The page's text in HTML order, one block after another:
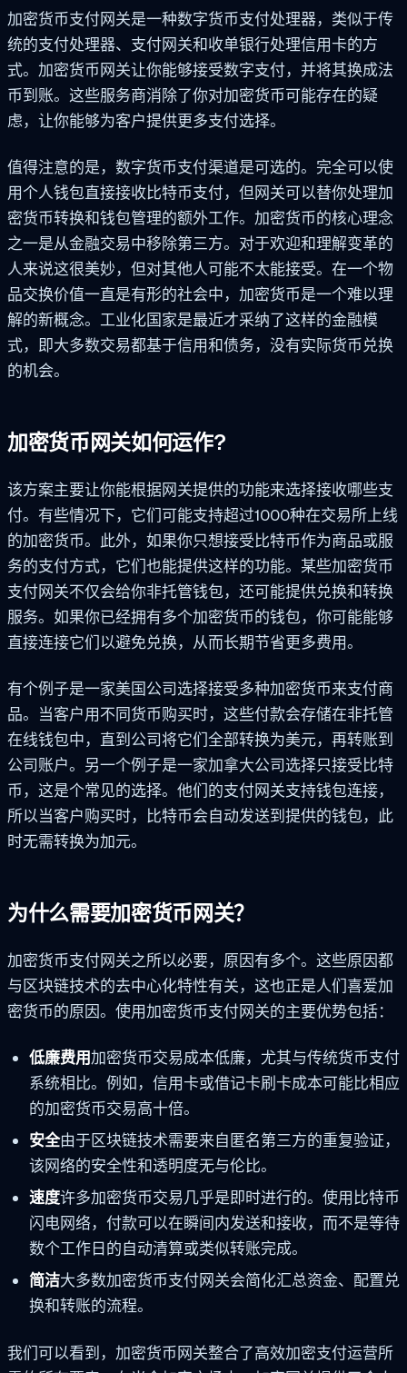
加密货币支付网关是一种数字货币支付处理器，类似于传
统的支付处理器、支付网关和收单银行处理信用卡的方
式。加密货币网关让你能够接受数字支付，并将其换成法
币到账。这些服务商消除了你对加密货币可能存在的疑
虑，让你能够为客户提供更多支付选择。
值得注意的是，数字货币支付渠道是可选的。完全可以使
用个人钱包直接接收比特币支付，但网关可以替你处理加
密货币转换和钱包管理的额外工作。加密货币的核心理念
之一是从金融交易中移除第三方。对于欢迎和理解变革的
人来说这很美妙，但对其他人可能不太能接受。在一个物
品交换价值一直是有形的社会中，加密货币是一个难以理
解的新概念。工业化国家是最近才采纳了这样的金融模
式，即大多数交易都基于信用和债务，没有实际货币兑换
的机会。
加密货币网关如何运作?
该方案主要让你能根据网关提供的功能来选择接收哪些支
付。有些情况下，它们可能支持超过1000种在交易所上线
的加密货币。此外，如果你只想接受比特币作为商品或服
务的支付方式，它们也能提供这样的功能。某些加密货币
支付网关不仅会给你非托管钱包，还可能提供兑换和转换
服务。如果你已经拥有多个加密货币的钱包，你可能能够
直接连接它们以避免兑换，从而长期节省更多费用。
有个例子是一家美国公司选择接受多种加密货币来支付商
品。当客户用不同货币购买时，这些付款会存储在非托管
在线钱包中，直到公司将它们全部转换为美元，再转账到
公司账户。另一个例子是一家加拿大公司选择只接受比特
币，这是个常见的选择。他们的支付网关支持钱包连接，
所以当客户购买时，比特币会自动发送到提供的钱包，此
时无需转换为加元。
为什么需要加密货币网关？
加密货币支付网关之所以必要，原因有多个。这些原因都
与区块链技术的去中心化特性有关，这也正是人们喜爱加
密货币的原因。使用加密货币支付网关的主要优势包括：
低廉费用加密货币交易成本低廉，尤其与传统货币支付
系统相比。例如，信用卡或借记卡刷卡成本可能比相应
的加密货币交易高十倍。
安全由于区块链技术需要来自匿名第三方的重复验证，
该网络的安全性和透明度无与伦比。
速度许多加密货币交易几乎是即时进行的。使用比特币
闪电网络，付款可以在瞬间内发送和接收，而不是等待
数个工作日的自动清算或类似转账完成。
简洁大多数加密货币支付网关会简化汇总资金、配置兑
换和转账的流程。
我们可以看到，加密货币网关整合了高效加密支付运营所